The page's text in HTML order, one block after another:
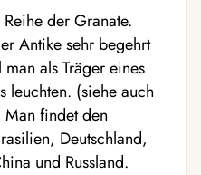
der Granate.
Antike sehr begehrt
als Träger eines
leuchten. (siehe auch
findet den
Deutschland,
und Russland.